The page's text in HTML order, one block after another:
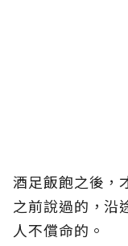
酒足飯飽之後，
之前說過的，沿
人不償命的。